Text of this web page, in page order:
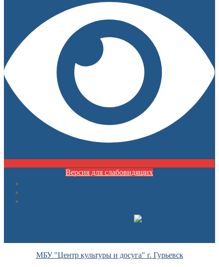
Версия для слабовидящих
МБУ "Центр культуры и досуга" г. Гурьевск